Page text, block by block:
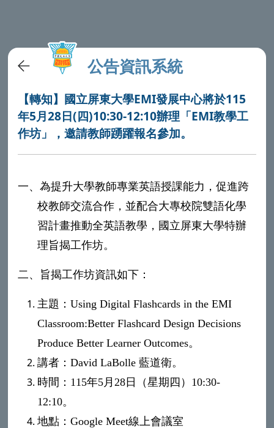
公告資訊系統
【轉知】國立屏東大學EMI發展中心將於115
年5月28日(四)10:30-12:10辦理「EMI教學工
作坊」，邀請教師踴躍報名參加。
一、為提升大學教師專業英語授課能力，促進跨
校教師交流合作，並配合大專校院雙語化學
習計畫推動全英語教學，國立屏東大學特辦
理旨揭工作坊。
二、 旨揭工作坊資訊如下：
主題：Using Digital Flashcards in the EMI
Classroom:Better Flashcard Design Decisions
Produce Better Learner Outcomes。
講者：David LaBolle 藍道衛。
時間：115年5月28日（星期四）10:30-
12:10。
地點：Google Meet線上會議室